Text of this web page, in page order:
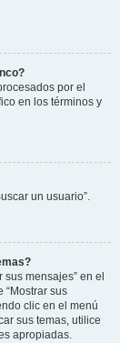
por el
en los términos y
un usuario”.
mensajes” en el
“Mostrar sus
clic en el menú
sus temas, utilice
apropiadas.